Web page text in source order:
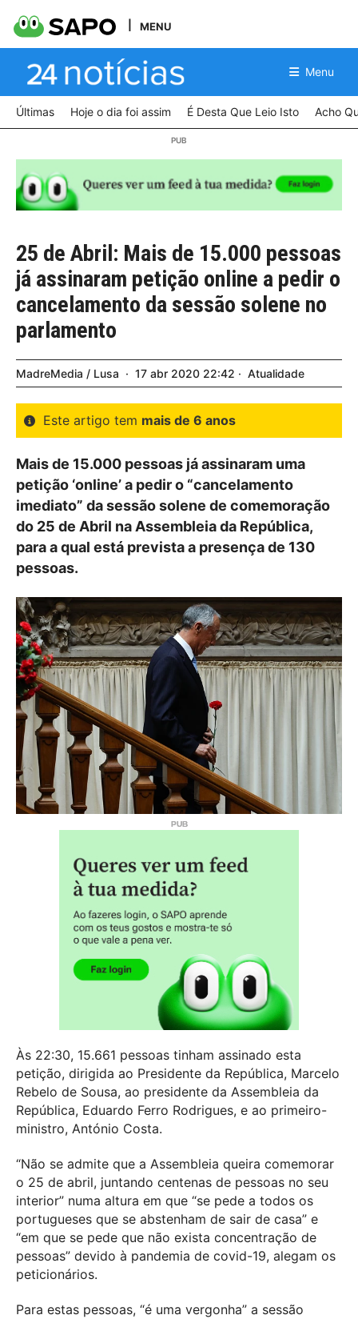
MENU
Menu
Últimas Hoje o dia foi assim É Desta Que Leio Isto Acho
25 de Abril: Mais de 15.000 pessoas
já assinaram petição online a pedir o
cancelamento da sessão solene no
parlamento
MadreMedia / Lusa 17 abr 2020 22:42 Atualidade
Este artigo tem mais de 6 anos
Mais de 15.000 pessoas já assinaram uma
petição ‘online’ a pedir o “cancelamento
imediato” da sessão solene de comemoração
do 25 de Abril na Assembleia da República,
para a qual está prevista a presença de 130
pessoas.
Às 22:30, 15.661 pessoas tinham assinado esta
petição, dirigida ao Presidente da República, Marcelo
Rebelo de Sousa, ao presidente da Assembleia da
República, Eduardo Ferro Rodrigues, e ao primeiro-
ministro, António Costa.
“Não se admite que a Assembleia queira comemorar
o 25 de abril, juntando centenas de pessoas no seu
interior” numa altura em que “se pede a todos os
portugueses que se abstenham de sair de casa” e
“em que se pede que não exista concentração de
pessoas” devido à pandemia de covid-19, alegam os
peticionários.
Para estas pessoas, “é uma vergonha” a sessão